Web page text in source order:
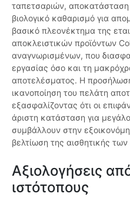
ταπετσαριών,
βιολογικό καθαρισμό για
βασικό πλεονέκτημα της
αποκλειστικών προϊόντων
αναγνωρισμένων, που
εργασίας όσο και τη
αποτελέσματος. Η
ικανοποίηση του πελάτη
εξασφαλίζοντας ότι οι
άριστη κατάσταση για
συμβάλλουν στην
βελτίωση της αισθητικής
Αξιολογήσεις
ιστότοπους